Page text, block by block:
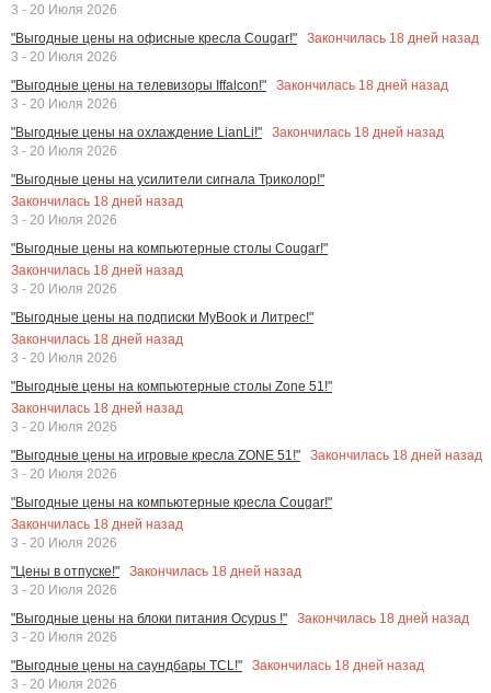
3 - 20 Июля 2026
"Выгодные цены на офисные кресла Cougar!"
Закончилась 18 дней назад
3 - 20 Июля 2026
"Выгодные цены на телевизоры Iffalcon!"
Закончилась 18 дней назад
3 - 20 Июля 2026
"Выгодные цены на охлаждение LianLi!"
Закончилась 18 дней назад
3 - 20 Июля 2026
"Выгодные цены на усилители сигнала Триколор!"
Закончилась 18 дней назад
3 - 20 Июля 2026
"Выгодные цены на компьютерные столы Cougar!"
Закончилась 18 дней назад
3 - 20 Июля 2026
"Выгодные цены на подписки MyBook и Литрес!"
Закончилась 18 дней назад
3 - 20 Июля 2026
"Выгодные цены на компьютерные столы Zone 51!"
Закончилась 18 дней назад
3 - 20 Июля 2026
"Выгодные цены на игровые кресла ZONE 51!"
Закончилась 18 дней назад
3 - 20 Июля 2026
"Выгодные цены на компьютерные кресла Cougar!"
Закончилась 18 дней назад
3 - 20 Июля 2026
"Цены в отпуске!"
Закончилась 18 дней назад
3 - 20 Июля 2026
"Выгодные цены на блоки питания Ocypus !"
Закончилась 18 дней назад
3 - 20 Июля 2026
"Выгодные цены на саундбары TCL!"
Закончилась 18 дней назад
3 - 20 Июля 2026